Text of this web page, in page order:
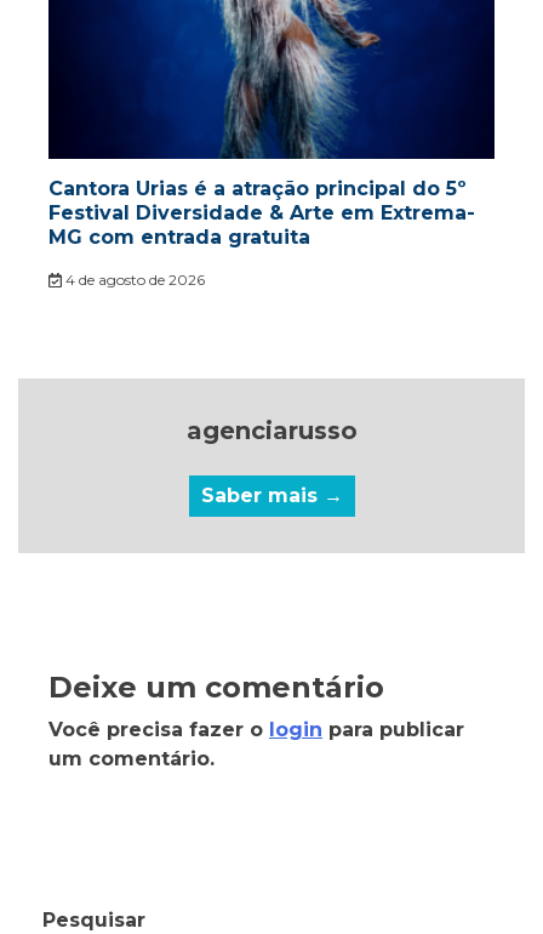
Cantora Urias é a atração principal do 5º
Festival Diversidade & Arte em Extrema-
MG com entrada gratuita
4 de agosto de 2026
agenciarusso
Saber mais →
Deixe um comentário
Você precisa fazer o login para publicar
um comentário.
Pesquisar